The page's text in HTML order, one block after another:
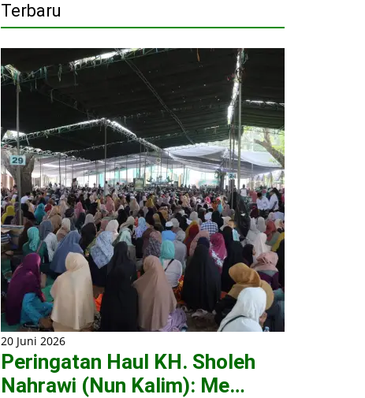
Terbaru
20 Juni 2026
Peringatan Haul KH. Sholeh
Nahrawi (Nun Kalim): Me…